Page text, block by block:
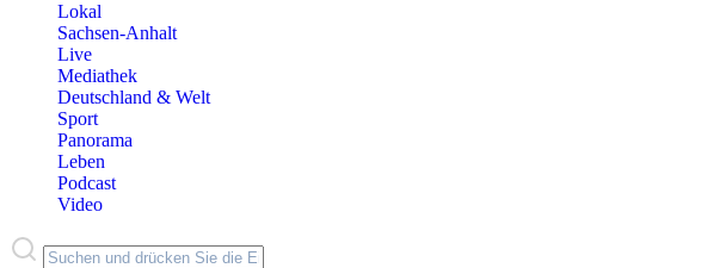
Lokal
Sachsen-Anhalt
Live
Mediathek
Deutschland & Welt
Sport
Panorama
Leben
Podcast
Video